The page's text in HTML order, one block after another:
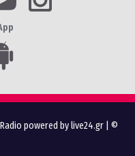
Radio powered by live24.gr | ©